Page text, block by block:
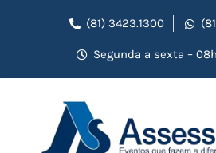
(81) 3423.1300
Segunda a sexta –